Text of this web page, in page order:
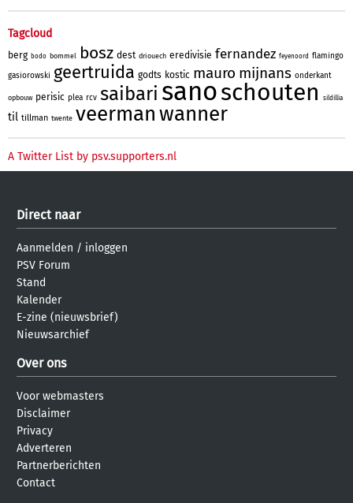
Tagcloud
berg bodo bommel bosz dest driouech eredivisie fernandez feyenoord flamingo
gasiorowski geertruida godts kostic mauro mijnans onderkant
opbouw perisic plea rcv saibari sanoschouten sildillia
til tillman twente veermanwanner
A Twitter List by psv.supporters.nl
Direct naar
Aanmelden / inloggen
PSV Forum
Stand
Kalender
E-zine (nieuwsbrief)
Nieuwsarchief
Over ons
Voor webmasters
Disclaimer
Privacy
Adverteren
Partnerberichten
Contact